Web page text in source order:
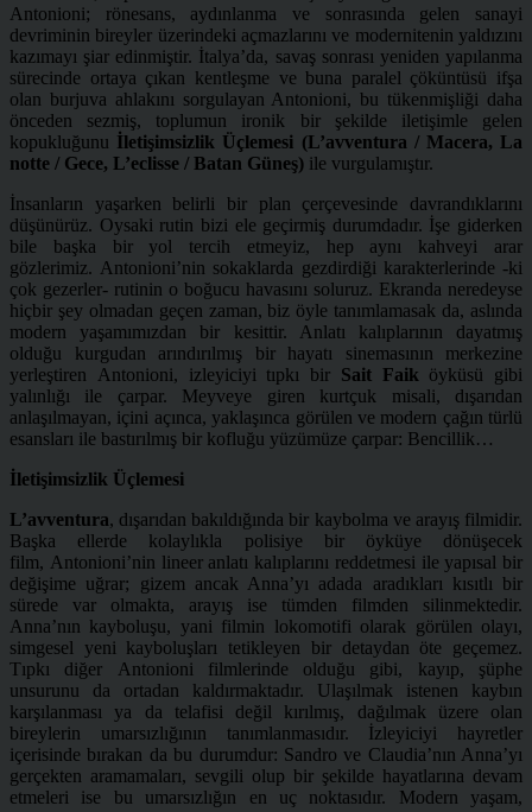
Antonioni; rönesans, aydınlanma ve sonrasında gelen sanayi
devriminin bireyler üzerindeki açmazlarını ve modernitenin yaldızını
kazımayı şiar edinmiştir. İtalya’da, savaş sonrası yeniden yapılanma
sürecinde ortaya çıkan kentleşme ve buna paralel çöküntüsü ifşa
olan burjuva ahlakını sorgulayan Antonioni, bu tükenmişliği daha
önceden sezmiş, toplumun ironik bir şekilde iletişimle gelen
kopukluğunu İletişimsizlik Üçlemesi (L’avventura / Macera, La
notte / Gece, L’eclisse / Batan Güneş) ile vurgulamıştır.
İnsanların yaşarken belirli bir plan çerçevesinde davrandıklarını
düşünürüz. Oysaki rutin bizi ele geçirmiş durumdadır. İşe giderken
bile başka bir yol tercih etmeyiz, hep aynı kahveyi arar
gözlerimiz. Antonioni’nin sokaklarda gezdirdiği karakterlerinde -ki
çok gezerler- rutinin o boğucu havasını soluruz. Ekranda neredeyse
hiçbir şey olmadan geçen zaman, biz öyle tanımlamasak da, aslında
modern yaşamımızdan bir kesittir. Anlatı kalıplarının dayatmış
olduğu kurgudan arındırılmış bir hayatı sinemasının merkezine
yerleştiren Antonioni, izleyiciyi tıpkı bir Sait Faik öyküsü gibi
yalınlığı ile çarpar. Meyveye giren kurtçuk misali, dışarıdan
anlaşılmayan, içini açınca, yaklaşınca görülen ve modern çağın türlü
esansları ile bastırılmış bir kofluğu yüzümüze çarpar: Bencillik…
İletişimsizlik Üçlemesi
L’avventura, dışarıdan bakıldığında bir kaybolma ve arayış filmidir.
Başka ellerde kolaylıkla polisiye bir öyküye dönüşecek
film, Antonioni’nin lineer anlatı kalıplarını reddetmesi ile yapısal bir
değişime uğrar; gizem ancak Anna’yı adada aradıkları kısıtlı bir
sürede var olmakta, arayış ise tümden filmden silinmektedir.
Anna’nın kayboluşu, yani filmin lokomotifi olarak görülen olayı,
simgesel yeni kayboluşları tetikleyen bir detaydan öte geçemez.
Tıpkı diğer Antonioni filmlerinde olduğu gibi, kayıp, şüphe
unsurunu da ortadan kaldırmaktadır. Ulaşılmak istenen kaybın
karşılanması ya da telafisi değil kırılmış, dağılmak üzere olan
bireylerin umarsızlığının tanımlanmasıdır. İzleyiciyi hayretler
içerisinde bırakan da bu durumdur: Sandro ve Claudia’nın Anna’yı
gerçekten aramamaları, sevgili olup bir şekilde hayatlarına devam
etmeleri ise bu umarsızlığın en uç noktasıdır. Modern yaşam,